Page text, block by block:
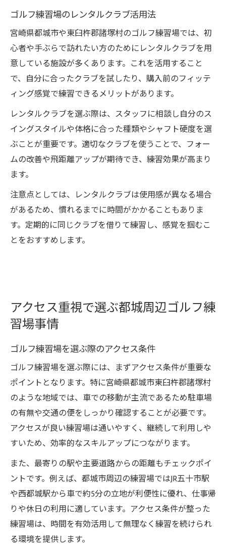
ゴルフ練習場のレンタルクラブ活用法
宮崎県都城市や東臼杵郡諸塚村のゴルフ練習場では、初
心者や手ぶらで訪れたい方のためにレンタルクラブを用
意している施設が多くあります。これを活用すること
で、自分に合ったクラブを試したり、購入前のフィッテ
ィング感覚で練習できるメリットがあります。
レンタルクラブを選ぶ際は、スタッフに相談し自分のス
イングスタイルや体格に合った種類やシャフト硬度を選
ぶことが重要です。適切なクラブを使うことで、フォー
ムの改善や飛距離アップが期待でき、練習効果が高まり
ます。
注意点としては、レンタルクラブは使用感が異なる場合
があるため、慣れるまでに時間がかかることもありま
す。定期的に同じクラブを借りて練習し、感覚を掴むこ
とをおすすめします。
アクセス重視で選ぶ都城周辺ゴルフ練
習場事情
ゴルフ練習場を選ぶ際のアクセス条件
ゴルフ練習場を選ぶ際には、まずアクセス条件が重要な
ポイントとなります。特に宮崎県都城市東臼杵郡諸塚村
のような地域では、車での移動が主流であるため駐車場
の有無や交通の便をしっかり確認することが必要です。
アクセスが良い練習場は通いやすく、継続して利用しや
すいため、効率的なスキルアップにつながります。
また、最寄りの駅や主要道路からの距離もチェックポイ
ントです。例えば、都城市周辺の練習場ではJR五十市駅
や西都城駅から車で約5分の立地が利便性に優れ、仕事帰
りや休日の利用に適しています。アクセス条件が整った
練習場は、時間を有効活用して無理なく練習を続けられ
る環境を提供します。